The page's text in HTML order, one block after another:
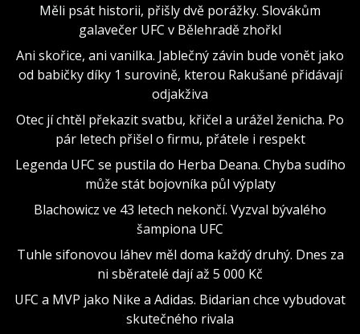
Měli psát historii, přišly dvě porážky. Slovákům
galavečer UFC v Bělehradě zhořkl
Ani skořice, ani vanilka. Jablečný závin bude vonět jako
od babičky díky 1 surovině, kterou Rakušané přidávají
odjakživa
Otec jí chtěl překazit svatbu, křičel a urážel ženicha. Po
pár letech přišel o firmu, přátele i respekt
Legenda UFC se pustila do Herba Deana. Chyba sudího
může stát bojovníka půl výplaty
Blachowicz ve 43 letech nekončí. Vyzval bývalého
šampiona UFC
Tuhle sifonovou láhev měl doma každý druhý. Dnes za
ni sběratelé dají až 5 000 Kč
UFC a MVP jako Nike a Adidas. Bidarian chce vybudovat
skutečného rivala